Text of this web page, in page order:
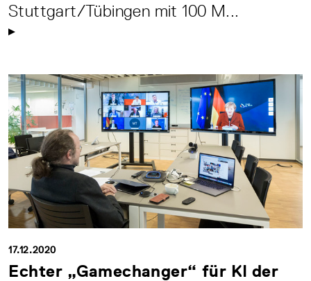
Stuttgart/Tübingen mit 100 M...
17.12.2020
Echter „Gamechanger“ für KI der